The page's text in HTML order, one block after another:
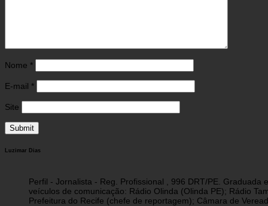
Nome *
E-mail *
Site
Luzimar Dias
Perfil - Jornalista - Reg. Profissional , 996 DRT/PE.
veículos de comunicação: Rádio Olinda (Olinda PE); Rádio
Prefeitura do Recife (chefe de reportagem); Câmara de